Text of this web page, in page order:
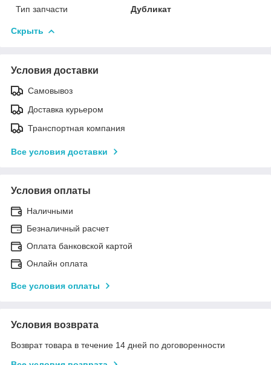
Тип запчасти
Дубликат
Скрыть
Условия доставки
Самовывоз
Доставка курьером
Транспортная компания
Все условия доставки
Условия оплаты
Наличными
Безналичный расчет
Оплата банковской картой
Онлайн оплата
Все условия оплаты
Условия возврата
Возврат товара в течение 14 дней по договоренности